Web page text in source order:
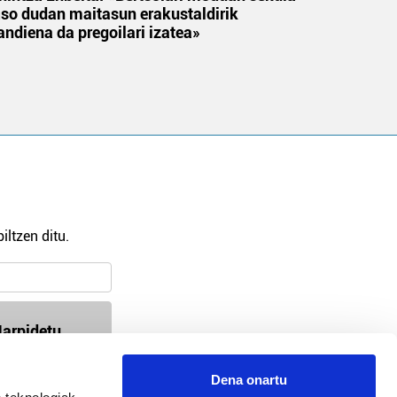
Dena onartu
dudan maitasun erakustaldirik
da pregoilari izatea»
ditu.